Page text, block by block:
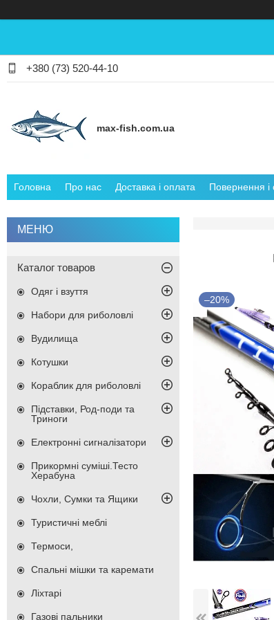
+380 (73) 520-44-10
max-fish.com.ua
Головна Про нас Доставка і оплата Повернення і
–20%
Каталог товаров
Одяг і взуття
Набори для риболовлі
Вудилища
Котушки
Кораблик для риболовлі
Підставки, Род-поди та
Триноги
Електронні сигналізатори
Прикормні суміші.Тесто
Херабуна
Чохли, Сумки та Ящики
Туристичні меблі
Термоси,
Спальні мішки та каремати
Ліхтарі
Газові пальники